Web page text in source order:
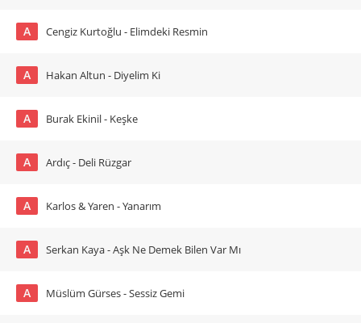
A Cengiz Kurtoğlu - Elimdeki Resmin
A Hakan Altun - Diyelim Ki
A Burak Ekinil - Keşke
A Ardıç - Deli Rüzgar
A Karlos & Yaren - Yanarım
A Serkan Kaya - Aşk Ne Demek Bilen Var Mı
A Müslüm Gürses - Sessiz Gemi